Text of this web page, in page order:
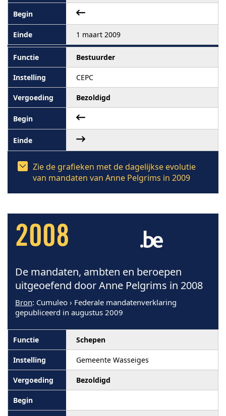
1 maart 2009
Bestuurder
CEPC
Bezoldigd
Zie de grafieken met de dagelijkse evolutie
van mandaten van Anne Pelgrims in 2009
2008
De mandaten, ambten en beroepen
uitgeoefend door Anne Pelgrims in 2008
Bron: Cumuleo › Federale mandatenverklaring
gepubliceerd in augustus 2009
Schepen
Gemeente Wasseiges
Bezoldigd